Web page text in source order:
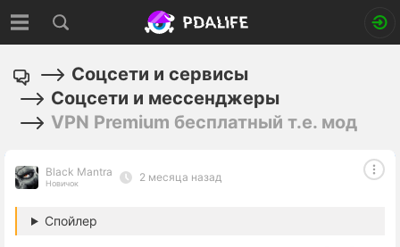
Соцсети и сервисы
Соцсети и мессенджеры
VPN Premium бесплатный т.е. мод
Black Mantra
Новичок 2 месяца назад
Спойлер